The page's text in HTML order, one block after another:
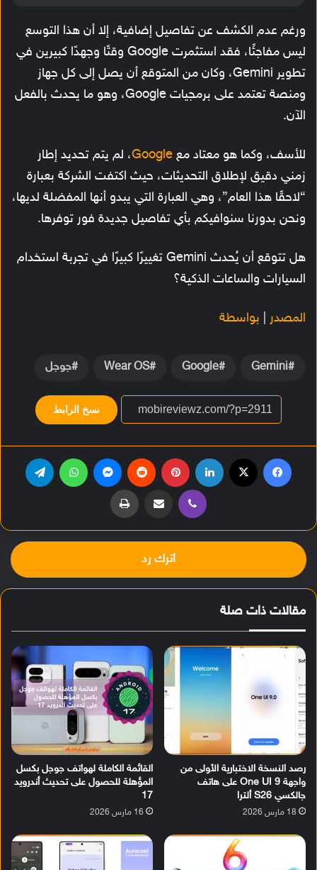
ورغم عدم الكشف عن تفاصيل إضافية، إلا أن هذا التوسع
ليس مفاجئًا، فقد استثمرت Google وقتًا وجهدًا كبيرين في
تطوير Gemini، وكان من المتوقع أن يصل إلى كل جهاز
ومنصة تعتمد على برمجيات Google، وهو ما يحدث بالفعل
الآن.
للأسف، وكما هو معتاد مع Google، لم يتم تحديد إطار
زمني دقيق لإطلاق التحديثات، حيث اكتفت الشركة بعبارة
“لاحقًا هذا العام”، وهي العبارة التي يبدو أنها المفضلة لديها،
ونحن بدورنا سنوافيكم بأي تفاصيل جديدة فور توفرها.
هل تتوقع أن يُحدث Gemini تغييرًا كبيرًا في تجربة استخدام
السيارات والساعات الذكية؟
المصدر بواسطة
Gemini
Google
Wear OS جوجل
نسخ الرابط
فيسبوك لينكدإن بينتيريست ماسنجر واتساب
ڤايبر مشاركة عبر البريد طباعة
اترك رد
مقالات ذات صلة
رصد النسخة الاختبارية الأولى من
واجهة One UI 9 على هاتف
جالكسي S26 ألترا
18 مارس 2026
القائمة الكاملة لهواتف جوجل بكسل
المؤهلة للحصول على تحديث أندرويد
17
16 مارس 2026